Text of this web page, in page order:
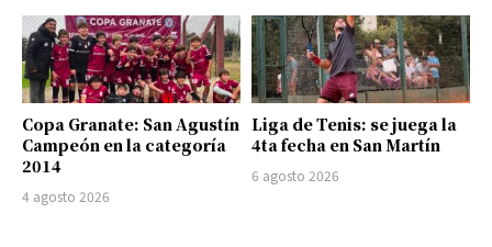
Copa Granate: San Agustín
Campeón en la categoría
2014
4 agosto 2026
Liga de Tenis: se juega la
4ta fecha en San Martín
6 agosto 2026